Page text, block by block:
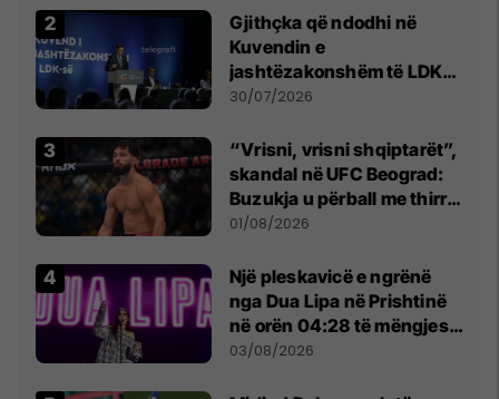
Gjithçka që ndodhi në
Kuvendin e
jashtëzakonshëm të LDK-
së
30/07/2026
“Vrisni, vrisni shqiptarët”,
skandal në UFC Beograd:
Buzukja u përball me thirrje
anti-shqiptare nga
01/08/2026
Një pleskavicë e ngrënë
nga Dua Lipa në Prishtinë
në orën 04:28 të mëngjesit
- dhe bota digjitale serbe
03/08/2026